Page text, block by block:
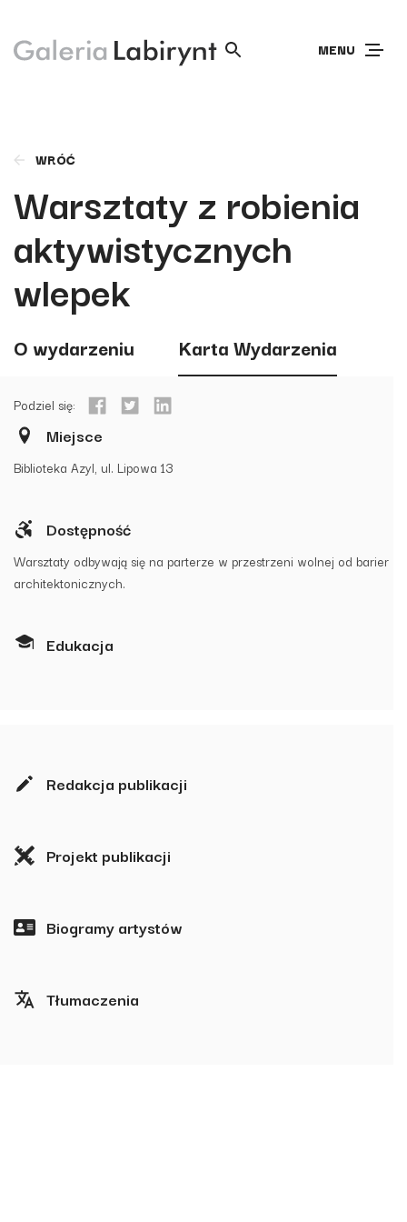
MENU
WRÓĆ
Warsztaty z robienia
aktywistycznych
wlepek
O wydarzeniu Karta Wydarzenia
Podziel się:
Miejsce
Biblioteka Azyl, ul. Lipowa 13
Dostępność
Warsztaty odbywają się na parterze w przestrzeni wolnej od barier
architektonicznych.
Edukacja
Redakcja publikacji
Projekt publikacji
Biogramy artystów
Tłumaczenia